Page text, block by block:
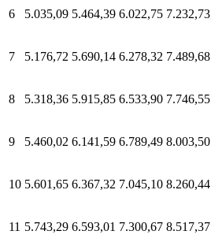
6 5.035,09 5.464,39 6.022,75 7.232,73
7 5.176,72 5.690,14 6.278,32 7.489,68
8 5.318,36 5.915,85 6.533,90 7.746,55
9 5.460,02 6.141,59 6.789,49 8.003,50
10 5.601,65 6.367,32 7.045,10 8.260,44
11 5.743,29 6.593,01 7.300,67 8.517,37